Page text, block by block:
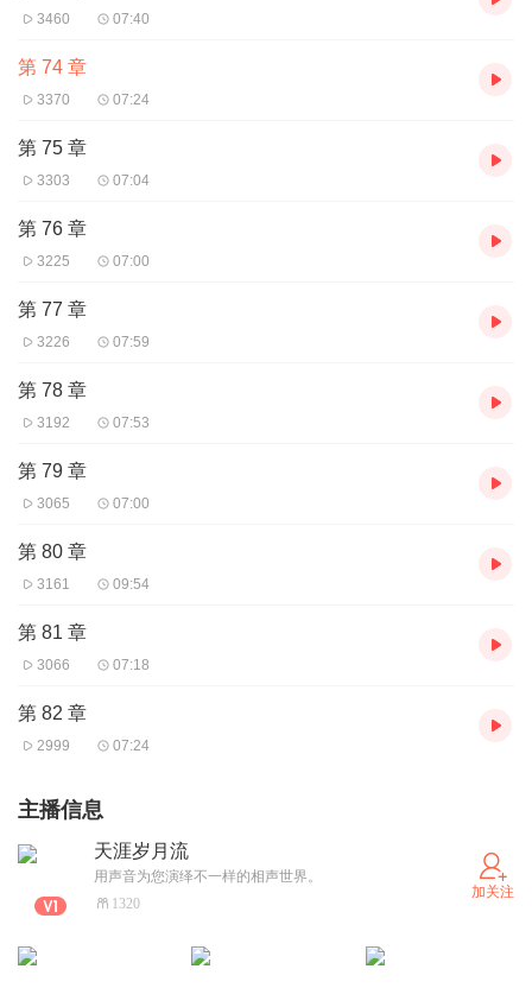
3460 07:40
第 74 章
3370 07:24
第 75 章
3303 07:04
第 76 章
3225 07:00
第 77 章
3226 07:59
第 78 章
3192 07:53
第 79 章
3065 07:00
第 80 章
3161 09:54
第 81 章
3066 07:18
第 82 章
2999 07:24
主播信息
天涯岁月流
用声音为您演绎不一样的相声世界。
1320
加关注